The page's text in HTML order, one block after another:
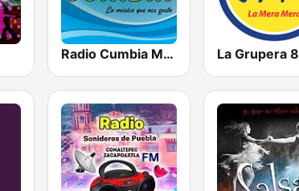
Radio Cumbia México